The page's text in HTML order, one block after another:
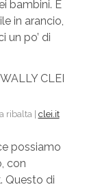
bambini. È
in arancio,
un po’ di
ribalta | clei.it
possiamo
con
Questo di